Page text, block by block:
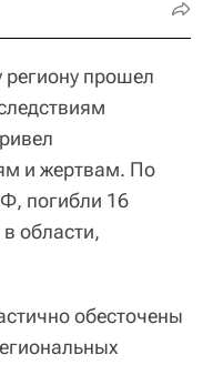
прошел
и жертвам. По
погибли 16
области,
обесточены